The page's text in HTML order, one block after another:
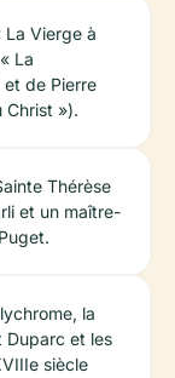
Vierge à
La
de Pierre
Christ »).
Thérèse
et un maître-
la
Duparc et les
siècle